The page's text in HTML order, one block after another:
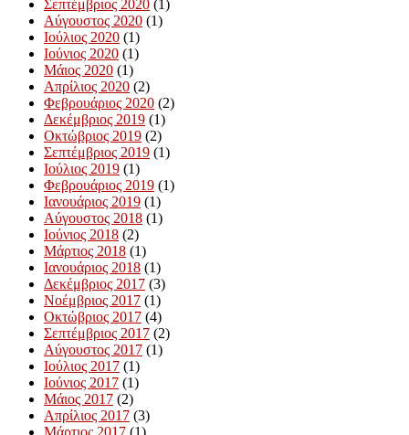
Σεπτέμβριος 2020 (1)
Αύγουστος 2020 (1)
Ιούλιος 2020 (1)
Ιούνιος 2020 (1)
Μάιος 2020 (1)
Απρίλιος 2020 (2)
Φεβρουάριος 2020 (2)
Δεκέμβριος 2019 (1)
Οκτώβριος 2019 (2)
Σεπτέμβριος 2019 (1)
Ιούλιος 2019 (1)
Φεβρουάριος 2019 (1)
Ιανουάριος 2019 (1)
Αύγουστος 2018 (1)
Ιούνιος 2018 (2)
Μάρτιος 2018 (1)
Ιανουάριος 2018 (1)
Δεκέμβριος 2017 (3)
Νοέμβριος 2017 (1)
Οκτώβριος 2017 (4)
Σεπτέμβριος 2017 (2)
Αύγουστος 2017 (1)
Ιούλιος 2017 (1)
Ιούνιος 2017 (1)
Μάιος 2017 (2)
Απρίλιος 2017 (3)
Μάρτιος 2017 (1)